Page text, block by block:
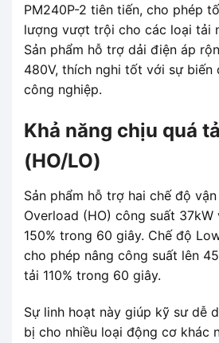
PM240P-2 tiên tiến, cho phép
lượng vượt trội cho các loại tải
Sản phẩm hỗ trợ dải điện áp
480V, thích nghi tốt với sự biến
công nghiệp.
Khả năng chịu quá
(HO/LO)
Sản phẩm hỗ trợ hai chế độ
Overload (HO) công suất
150% trong 60 giây. Chế độ
cho phép nâng công suất lên
tải 110% trong 60 giây.
Sự linh hoạt này giúp kỹ sư dễ
bị cho nhiều loại động cơ khác